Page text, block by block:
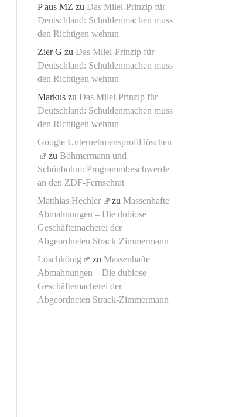
P aus MZ zu Das Milei-Prinzip für
Deutschland: Schuldenmachen muss
den Richtigen wehtun
Zier G zu Das Milei-Prinzip für
Deutschland: Schuldenmachen muss
den Richtigen wehtun
Markus zu Das Milei-Prinzip für
Deutschland: Schuldenmachen muss
den Richtigen wehtun
Google Unternehmensprofil löschen
zu Böhmermann und
Schönbohm: Programmbeschwerde
an den ZDF-Fernsehrat
Matthias Hechler
zu Massenhafte
Abmahnungen – Die dubiose
Geschäftemacherei der
Abgeordneten Strack-Zimmermann
Löschkönig
zu Massenhafte
Abmahnungen – Die dubiose
Geschäftemacherei der
Abgeordneten Strack-Zimmermann